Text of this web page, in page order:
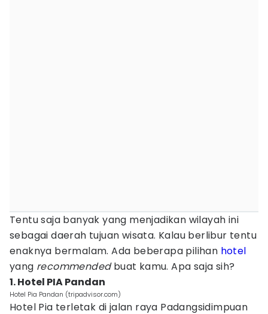
Tentu saja banyak yang menjadikan wilayah ini
sebagai daerah tujuan wisata. Kalau berlibur tentu
enaknya bermalam. Ada beberapa pilihan hotel
yang recommendedbuat kamu. Apa saja sih?
1. Hotel PIA Pandan
Hotel Pia Pandan (tripadvisor.com)
Hotel Pia terletak di jalan raya Padangsidimpuan